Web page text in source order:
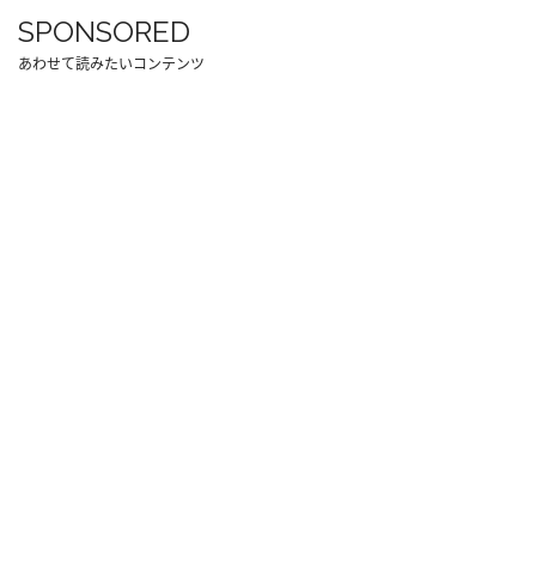
SPONSORED
あわせて読みたいコンテンツ